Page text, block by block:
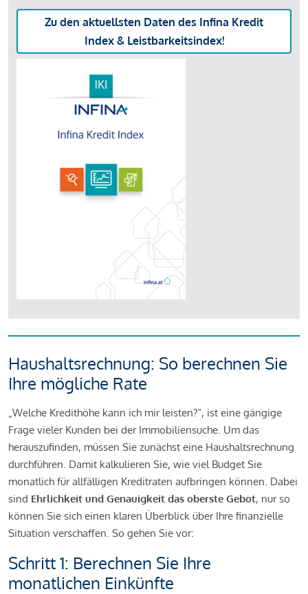
Zu den aktuellsten Daten des Infina Kredit
Index & Leistbarkeitsindex!
Haushaltsrechnung: So berechnen Sie
Ihre mögliche Rate
„Welche Kredithöhe kann ich mir leisten?“, ist eine gängige
Frage vieler Kunden bei der Immobiliensuche. Um das
herauszufinden, müssen Sie zunächst eine Haushaltsrechnung
durchführen. Damit kalkulieren Sie, wie viel Budget Sie
monatlich für allfälligen Kreditraten aufbringen können. Dabei
sind Ehrlichkeit und Genauigkeit das oberste Gebot, nur so
können Sie sich einen klaren Überblick über Ihre finanzielle
Situation verschaffen. So gehen Sie vor:
Schritt 1: Berechnen Sie Ihre
monatlichen Einkünfte